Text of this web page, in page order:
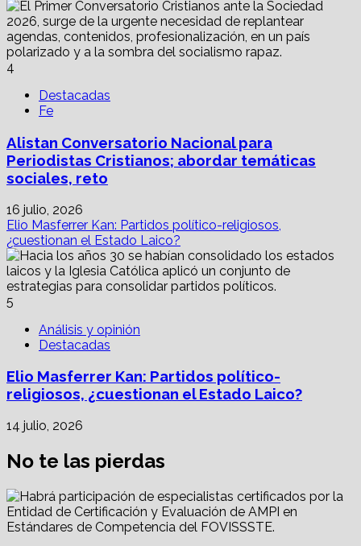
4
Destacadas
Fe
Alistan Conversatorio Nacional para
Periodistas Cristianos; abordar temáticas
sociales, reto
16 julio, 2026
Elio Masferrer Kan: Partidos político-religiosos,
¿cuestionan el Estado Laico?
5
Análisis y opinión
Destacadas
Elio Masferrer Kan: Partidos político-
religiosos, ¿cuestionan el Estado Laico?
14 julio, 2026
No te las pierdas